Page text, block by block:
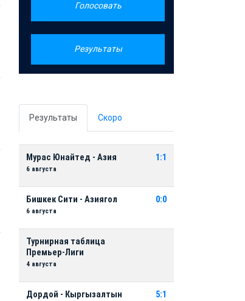
Голосовать
Результаты
Результаты Скоро
Мурас Юнайтед - Азия
6 августа
1:1
Бишкек Сити - Азиягол
6 августа
0:0
Турнирная таблица
Премьер-Лиги
4 августа
Дордой - Кыргызалтын 5:1